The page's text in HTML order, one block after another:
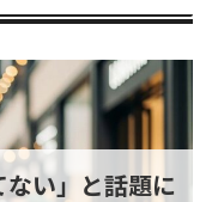
い」と話題に